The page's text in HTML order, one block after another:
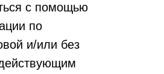
с помощью
по
и/или без